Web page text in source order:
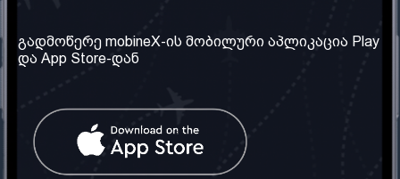
ჩვენ შესახებ
ჩვენი სერვისები
წესები და პირობები
კითხვები
კონტაქტი სოციალური ქსელი
გადმოწერე mobineX-ის მობილური აპლიკაცია Play
და App Store-დან